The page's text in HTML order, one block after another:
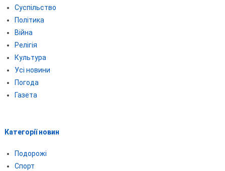
Суспільство
Політика
Війна
Релігія
Культура
Усі новини
Погода
Газета
Категорії новин
Подорожі
Спорт